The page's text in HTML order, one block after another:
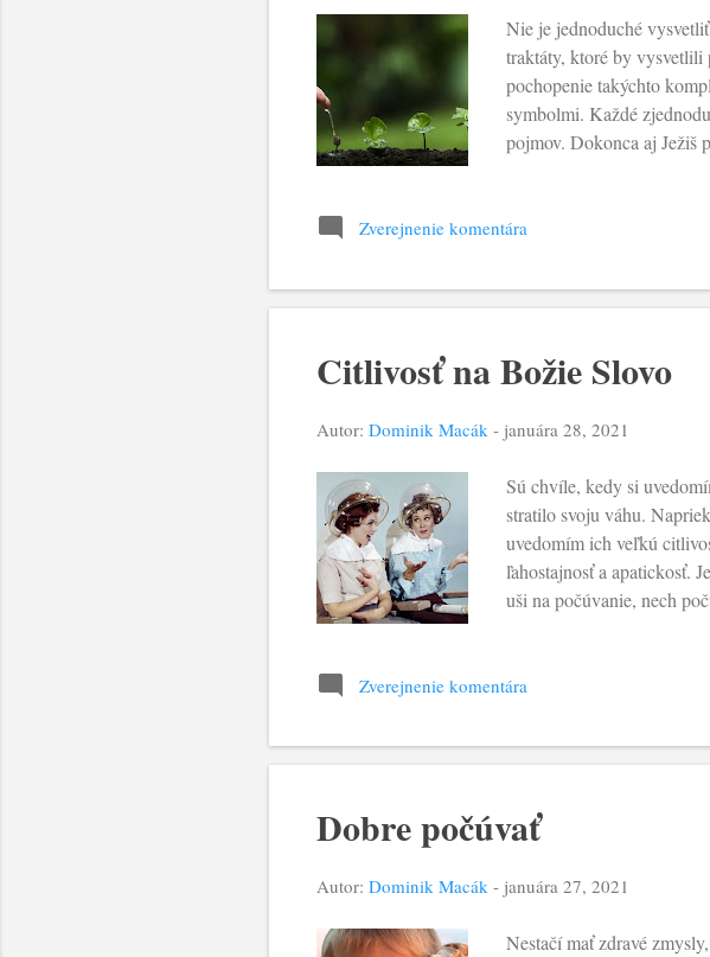
Nie je jednoduché
traktáty, ktoré by vysvetlili
pochopenie takýchto
symbolmi. Každé
pojmov. Dokonca aj Ježiš
Napriek tomu má
“automaticky”. Je málo
zasiate semien...
Zverejnenie komentára
Citlivosť na Božie Slovo
Autor: Dominik Macák - januára 28, 2021
Sú chvíle, kedy si
stratilo svoju váhu.
uvedomím ich veľkú
ľahostajnosť a apatickosť.
uši na počúvanie, nech
dôverná a skrytá, ktorá
ako zažatá lampa v
Zverejnenie komentára
Dobre počúvať
Autor: Dominik Macák - januára 27, 2021
Nestačí mať zdravé